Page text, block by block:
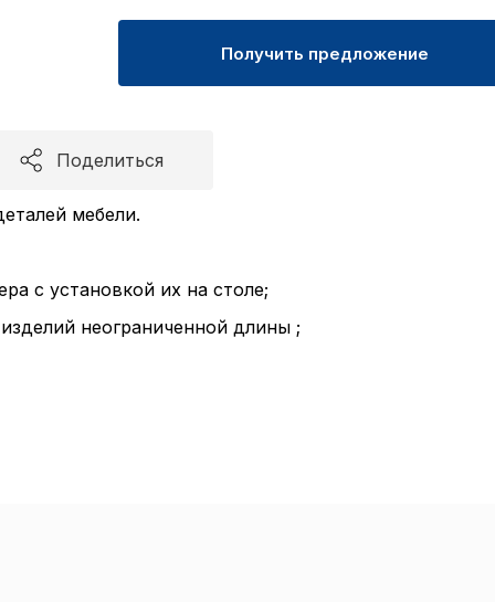
Получить предложение
Поделиться
мебели.
с установкой их на столе;
неограниченной длины ;